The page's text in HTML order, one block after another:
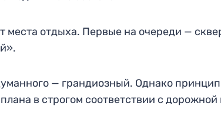
места отдыха. Первые на очереди —
— грандиозный. Однако
в строгом соответствии с